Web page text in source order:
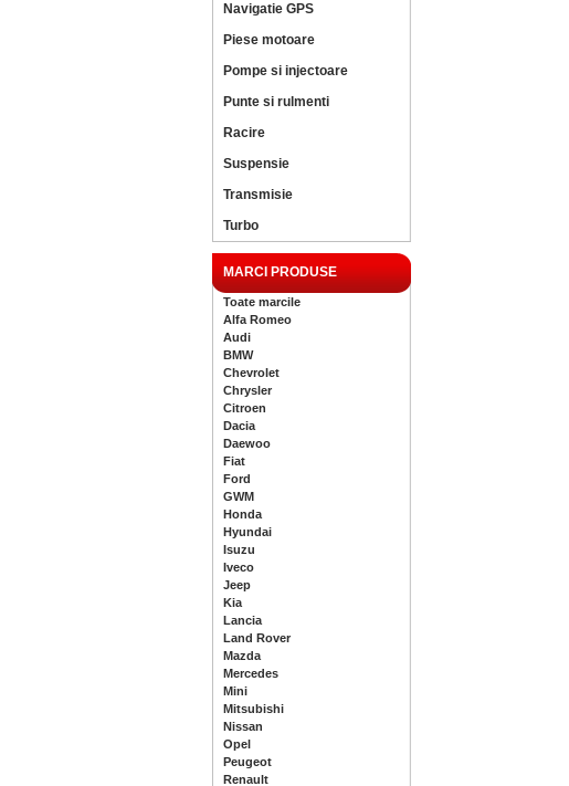
Navigatie GPS
Piese motoare
Pompe si injectoare
Punte si rulmenti
Racire
Suspensie
Transmisie
Turbo
MARCI PRODUSE
Toate marcile
Alfa Romeo
Audi
BMW
Chevrolet
Chrysler
Citroen
Dacia
Daewoo
Fiat
Ford
GWM
Honda
Hyundai
Isuzu
Iveco
Jeep
Kia
Lancia
Land Rover
Mazda
Mercedes
Mini
Mitsubishi
Nissan
Opel
Peugeot
Renault